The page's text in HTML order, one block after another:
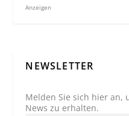
Anzeigen
NEWSLETTER
Melden Sie sich hier an,
News zu erhalten.